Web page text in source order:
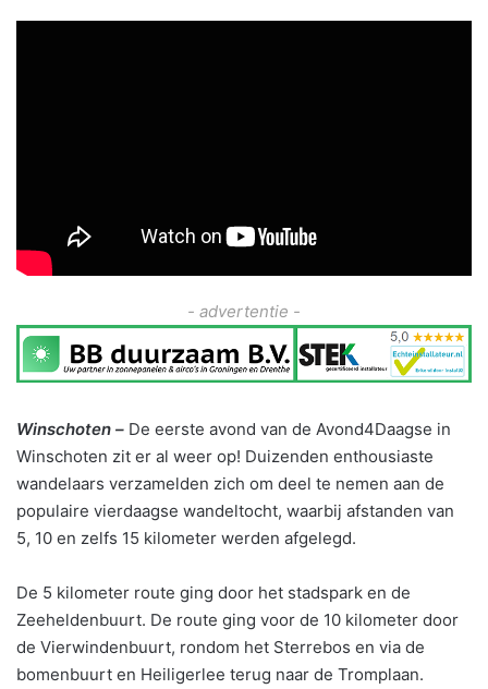
- advertentie -
Winschoten – De eerste avond van de Avond4Daagse in
Winschoten zit er al weer op! Duizenden enthousiaste
wandelaars verzamelden zich om deel te nemen aan de
populaire vierdaagse wandeltocht, waarbij afstanden van
5, 10 en zelfs 15 kilometer werden afgelegd.
De 5 kilometer route ging door het stadspark en de
Zeeheldenbuurt. De route ging voor de 10 kilometer door
de Vierwindenbuurt, rondom het Sterrebos en via de
bomenbuurt en Heiligerlee terug naar de Tromplaan.